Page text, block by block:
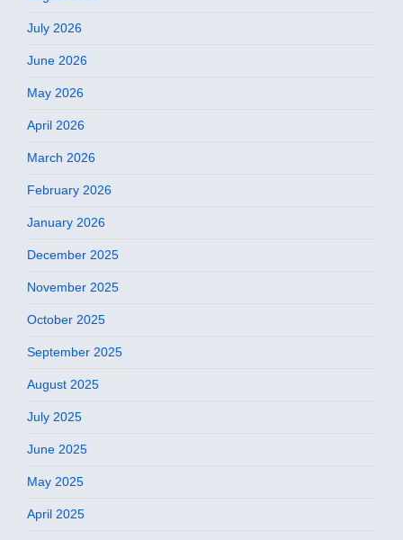
July 2026
June 2026
May 2026
April 2026
March 2026
February 2026
January 2026
December 2025
November 2025
October 2025
September 2025
August 2025
July 2025
June 2025
May 2025
April 2025